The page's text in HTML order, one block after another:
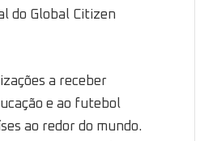
do Global Citizen
a receber
e ao futebol
ao redor do mundo.